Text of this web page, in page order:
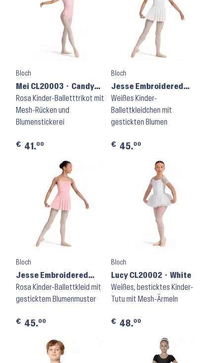
Bloch
Mei CL20003 ⬝ Candy
Pink
Rosa Kinder-Balletttrikot mit
Mesh-Rücken und
Blumenstickerei
€ 41.00
Bloch
Jesse Embroidered
Tank Leotard CL70003
⬝ White
Weißes Kinder-
Ballettkleidchen mit
gestickten Blumen
€ 45.00
Bloch
Jesse Embroidered
Tank Leotard CL70003
⬝ Candy Pink
Rosa Kinder-Ballettkleid mit
gesticktem Blumenmuster
€ 45.00
Bloch
Lucy CL20002 ⬝ White
Weißes, besticktes Kinder-
Tutu mit Mesh-Ärmeln
€ 48.00